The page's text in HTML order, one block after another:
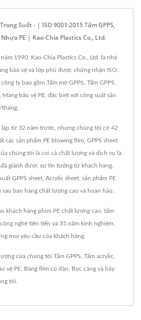
Suốt - | ISO 9001:2015 Tấm GPPS,
PE | Kao-Chia Plastics Co., Ltd.
1990, Kao-Chia Plastics Co., Ltd. là nhà
bảo vệ và lớp phủ được chứng nhận ISO.
ty bao gồm Tấm mờ GPPS, Tấm GPPS,
bảo vệ PE, đặc biệt với công suất sản
lập từ 32 năm trước, nhưng chúng tôi có 42
các sản phẩm PE blowing film, GPPS sheet
chúng tôi là coi cả chất lượng và dịch vụ là
giành được sự tin tưởng từ khách hàng.
GPPS sheet, Acrylic sheet, sản phẩm PE
bán hàng chất lượng cao và hoàn hảo.
khách hàng phim PE chất lượng cao, tấm
nghệ tiên tiến và 35 năm kinh nghiệm,
mọi yêu cầu của khách hàng.
của chúng tôi Tấm GPPS Tấm acrylic
vệ PE Băng film co dãn Bọc căng và hãy
tôi